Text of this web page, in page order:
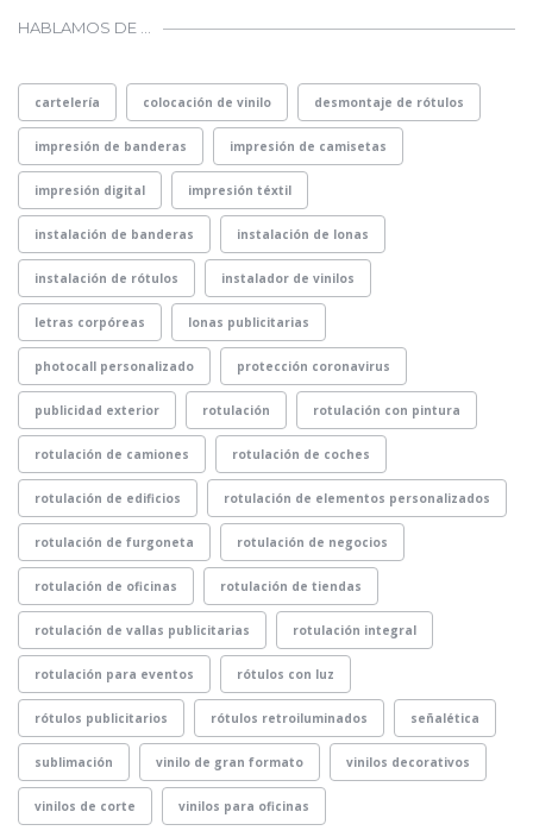
HABLAMOS DE …
cartelería colocación de vinilo desmontaje de rótulos
impresión de banderas impresión de camisetas
impresión digital impresión téxtil
instalación de banderas instalación de lonas
instalación de rótulos instalador de vinilos
letras corpóreas lonas publicitarias
photocall personalizado protección coronavirus
publicidad exterior rotulación rotulación con pintura
rotulación de camiones rotulación de coches
rotulación de edificios rotulación de elementos personalizados
rotulación de furgoneta rotulación de negocios
rotulación de oficinas rotulación de tiendas
rotulación de vallas publicitarias rotulación integral
rotulación para eventos rótulos con luz
rótulos publicitarios rótulos retroiluminados señalética
sublimación vinilo de gran formato vinilos decorativos
vinilos de corte vinilos para oficinas